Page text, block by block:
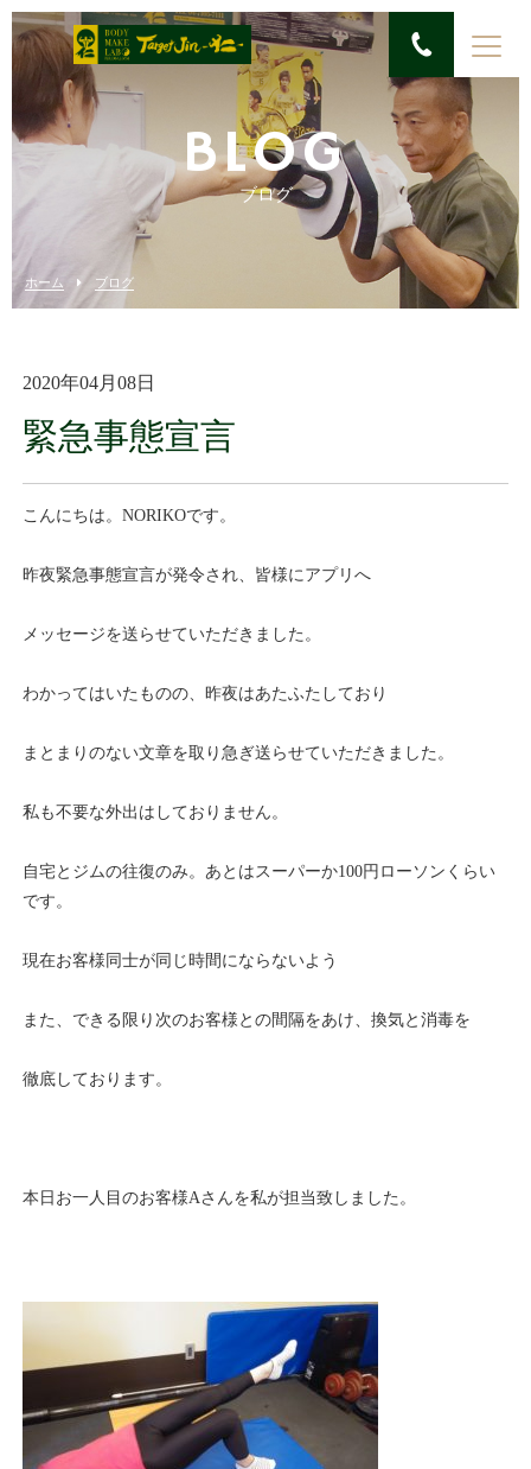
BLOG
ブログ
ホーム ブログ
2020年04月08日
緊急事態宣言
こんにちは。NORIKOです。
昨夜緊急事態宣言が発令され、皆様にアプリへ
メッセージを送らせていただきました。
わかってはいたものの、昨夜はあたふたしており
まとまりのない文章を取り急ぎ送らせていただきました。
私も不要な外出はしておりません。
自宅とジムの往復のみ。あとはスーパーか100円ローソンくらい
です。
現在お客様同士が同じ時間にならないよう
また、できる限り次のお客様との間隔をあけ、換気と消毒を
徹底しております。
本日お一人目のお客様Aさんを私が担当致しました。